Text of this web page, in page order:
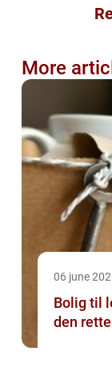
More
06 june
Bolig til
den